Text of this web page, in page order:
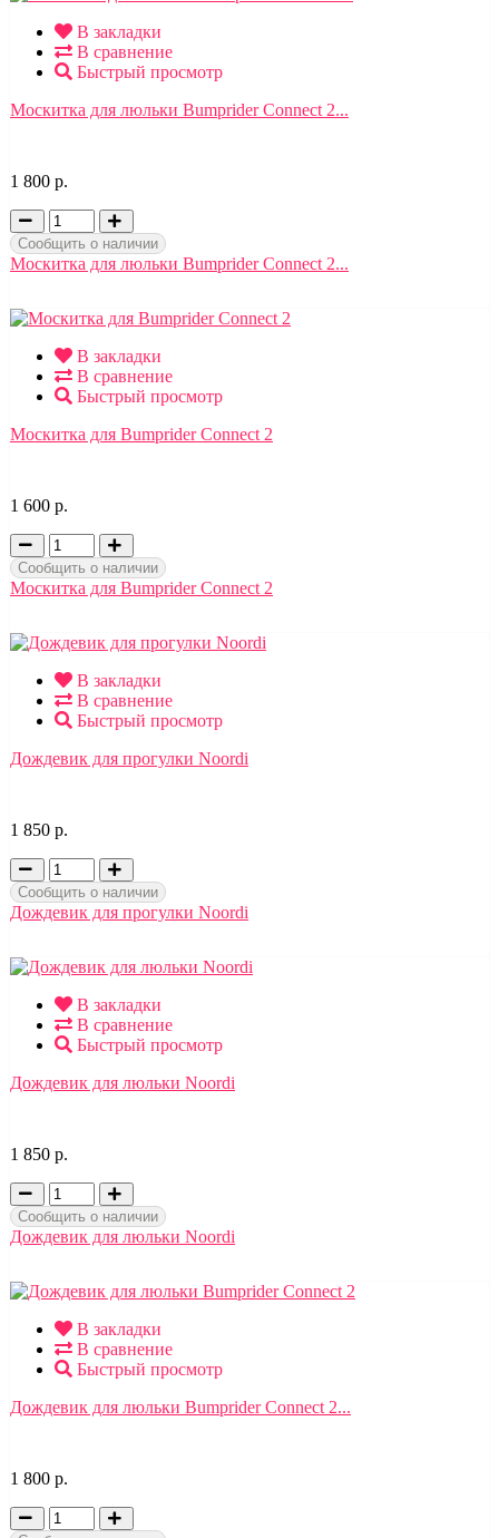
В закладки
В сравнение
Быстрый просмотр
Москитка для люльки Bumprider Connect 2...
1 800 р.
Сообщить о наличии
Москитка для люльки Bumprider Connect 2...
В закладки
В сравнение
Быстрый просмотр
Москитка для Bumprider Connect 2
1 600 р.
Сообщить о наличии
Москитка для Bumprider Connect 2
В закладки
В сравнение
Быстрый просмотр
Дождевик для прогулки Noordi
1 850 р.
Сообщить о наличии
Дождевик для прогулки Noordi
В закладки
В сравнение
Быстрый просмотр
Дождевик для люльки Noordi
1 850 р.
Сообщить о наличии
Дождевик для люльки Noordi
В закладки
В сравнение
Быстрый просмотр
Дождевик для люльки Bumprider Connect 2...
1 800 р.